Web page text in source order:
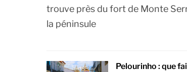
trouve près du fort de Monte
la péninsule
Pelourinho : que